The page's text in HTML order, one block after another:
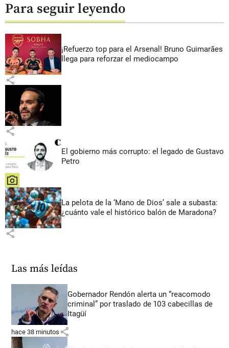
Para seguir leyendo
¡Refuerzo top para el Arsenal! Bruno Guimarães
llega para reforzar el mediocampo
share
share
El gobierno más corrupto: el legado de Gustavo
Petro
share
La pelota de la ‘Mano de Dios’ sale a subasta:
¿cuánto vale el histórico balón de Maradona?
share
Las más leídas
Gobernador Rendón alerta un “reacomodo
criminal” por traslado de 103 cabecillas de
Itagüí
hace 38 minutos share